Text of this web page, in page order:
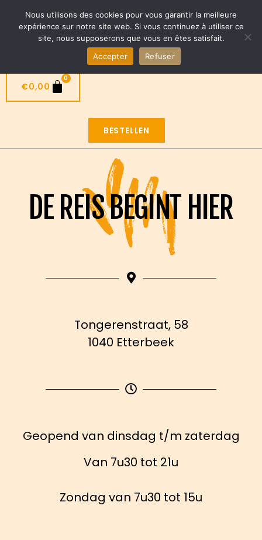
€0,00
0
BESTELLEN
DE REIS BEGINT HIER
Tongerenstraat, 58
1040 Etterbeek
Geopend van dinsdag t/m zaterdag
Van 7u30 tot 21u
Zondag van 7u30 tot 15u
Nous utilisons des cookies pour vous garantir la meilleure
expérience sur notre site web. Si vous continuez à utiliser ce
site, nous supposerons que vous en êtes satisfait.
Accepter
Refuser